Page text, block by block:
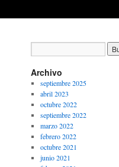
Archivo
septiembre 2025
abril 2023
octubre 2022
septiembre 2022
marzo 2022
febrero 2022
octubre 2021
junio 2021